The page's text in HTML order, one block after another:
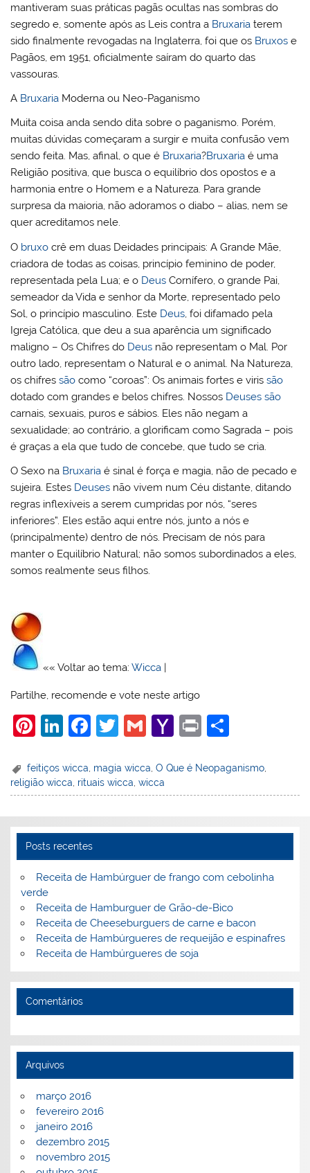
mantiveram suas práticas pagãs ocultas nas sombras do
segredo e, somente após as Leis contra a Bruxaria terem
sido finalmente revogadas na Inglaterra, foi que os Bruxos e
Pagãos, em 1951, oficialmente saíram do quarto das
vassouras.
A Bruxaria Moderna ou Neo-Paganismo
Muita coisa anda sendo dita sobre o paganismo. Porém,
muitas dúvidas começaram a surgir e muita confusão vem
sendo feita. Mas, afinal, o que é Bruxaria?Bruxaria é uma
Religião positiva, que busca o equilíbrio dos opostos e a
harmonia entre o Homem e a Natureza. Para grande
surpresa da maioria, não adoramos o diabo – alias, nem se
quer acreditamos nele.
O bruxo crê em duas Deidades principais: A Grande Mãe,
criadora de todas as coisas, princípio feminino de poder,
representada pela Lua; e o Deus Cornífero, o grande Pai,
semeador da Vida e senhor da Morte, representado pelo
Sol, o princípio masculino. Este Deus, foi difamado pela
Igreja Católica, que deu a sua aparência um significado
maligno – Os Chifres do Deus não representam o Mal. Por
outro lado, representam o Natural e o animal. Na Natureza,
os chifressão como “coroas”: Os animais fortes e virissão
dotado com grandes e belos chifres. Nossos Deuses são
carnais, sexuais, puros e sábios. Eles não negam a
sexualidade; ao contrário, a glorificam como Sagrada – pois
é graças a ela que tudo de concebe, que tudo se cria.
O Sexo na Bruxaria é sinal é força e magia, não de pecado e
sujeira. Estes Deuses não vivem num Céu distante, ditando
regras inflexíveis a serem cumpridas por nós, “seres
inferiores”. Eles estão aqui entre nós, junto a nós e
(principalmente) dentro de nós. Precisam de nós para
manter o Equilíbrio Natural; não somos subordinados a eles,
somos realmente seus filhos.
«« Voltar ao tema:Wicca |
Partilhe, recomende e vote neste artigo
Pi
er
e
st
Li
k
e
n
F
c
e
o
o
k
T
itt
er
G
ai
l
Y
h
o
M
ai
l
Pr
t
ar
e
feitiços wicca magia wicca ,O Que é Neopaganismo
religião wicca rituais wicca ,wicca
Posts recentes
Receita de Hambúrguer de frango com cebolinha
verde
Receita de Hamburguer de Grão-de-Bico
Receita de Cheeseburguers de carne e bacon
Receita de Hambúrgueres de requeijão e espinafres
Receita de Hambúrgueres de soja
Comentários
Arquivos
março 2016
fevereiro 2016
janeiro 2016
dezembro 2015
novembro 2015